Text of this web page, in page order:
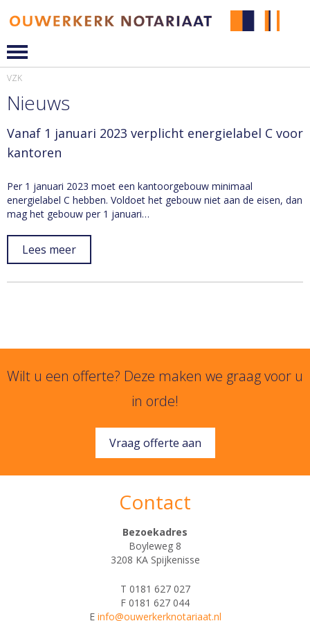
VZK
Nieuws
Vanaf 1 januari 2023 verplicht energielabel C voor
kantoren
Per 1 januari 2023 moet een kantoorgebouw minimaal
energielabel C hebben. Voldoet het gebouw niet aan de eisen, dan
mag het gebouw per 1 januari…
Lees meer
Wilt u een offerte? Deze maken we graag voor u
in orde!
Vraag offerte aan
Contact
Bezoekadres
Boyleweg 8
3208 KA Spijkenisse
T 0181 627 027
F 0181 627 044
E info@ouwerkerknotariaat.nl